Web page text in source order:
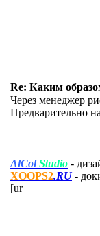
Re: Каким
Через менеджер
Предварительно
AlCol Studio -
XOOPS2.RU-
[ur